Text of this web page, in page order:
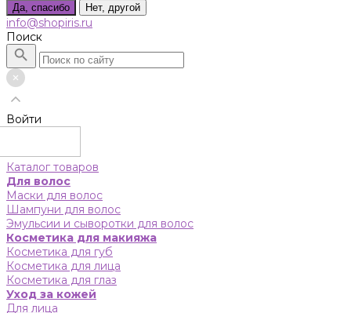
Да, спасибо Нет, другой
info@shopiris.ru
Поиск
Войти
Каталог товаров
Для волос
Маски для волос
Шампуни для волос
Эмульсии и сыворотки для волос
Косметика для макияжа
Косметика для губ
Косметика для лица
Косметика для глаз
Уход за кожей
Для лица